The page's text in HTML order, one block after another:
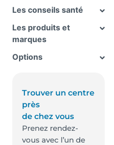
Les conseils santé
Les produits et
marques
Options
Trouver un centre
près
de chez vous
Prenez rendez-
vous avec l’un de